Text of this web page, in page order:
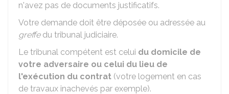
n'avez pas de documents justificatifs.
Votre demande doit être déposée ou adressée au
greffedu tribunal judiciaire.
Le tribunal compétent est celui du domicile de
votre adversaire ou celui du lieu de
l'exécution du contrat (votre logement en cas
de travaux inachevés par exemple).